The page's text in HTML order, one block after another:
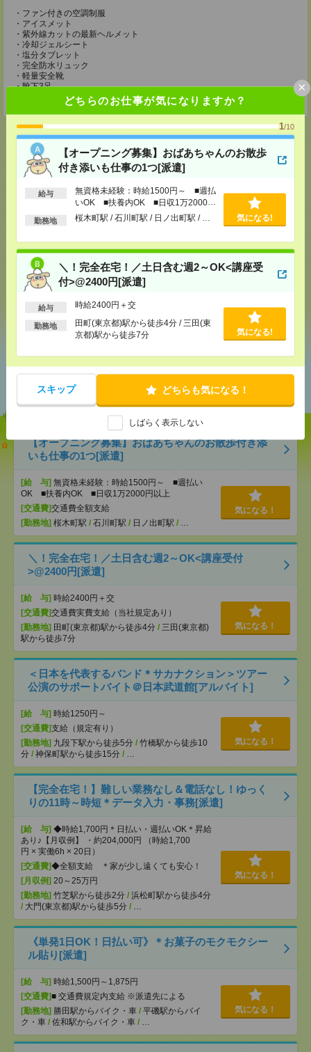
どちらのお仕事が気になりますか？
1/10
【オープニング募集】おばあちゃんのお散歩
付き添いも仕事の1つ[派遣]
給与
無資格未経験：時給1500円～ ■週払
いOK ■扶養内OK ■日収1万2000円
以上
勤務地 桜木町駅 / 石川町駅 / 日ノ出町駅 / … 気になる!
＼！完全在宅！／土日含む週2～OK<講座受
付>@2400円[派遣]
給与 時給2400円＋交
勤務地
田町(東京都)駅から徒歩4分 / 三田(東
京都)駅から徒歩7分
気になる!
スキップ どちらも気になる！
しばらく表示しない
×
・ファン付きの空調制服
・アイスメット
・紫外線カットの最新ヘルメット
・冷却ジェルシート
・塩分タブレット
・完全防水リュック
・軽量安全靴
・靴下3足
・ドリンク手当（200円/1勤務につき）
応募ページへ
気になる！
メールで送る LINEで送る
ブックマーク
あなたの閲覧履歴からの
【オープニング募集】おばあちゃんのお散歩付き添
いも仕事の1つ[派遣]
[給 与] 無資格未経験：時給1500円～ ■週払い
OK ■扶養内OK ■日収1万2000円以上
[交通費]交通費全額支給
[勤務地] 桜木町駅 / 石川町駅 / 日ノ出町駅 / …
気になる！
＼！完全在宅！／土日含む週2～OK<講座受付
>@2400円[派遣]
[給 与] 時給2400円＋交
[交通費]交通費実費支給（当社規定あり）
[勤務地] 田町(東京都)駅から徒歩4分 / 三田(東京都)
駅から徒歩7分
気になる！
＜日本を代表するバンド＊サカナクション＞ツアー
公演のサポートバイト＠日本武道館[アルバイト]
[給 与] 時給1250円～
[交通費]支給（規定有り）
[勤務地] 九段下駅から徒歩5分 / 竹橋駅から徒歩10
分 / 神保町駅から徒歩15分 / …
気になる！
【完全在宅！】難しい業務なし＆電話なし！ゆっく
りの11時～時短＊データ入力・事務[派遣]
[給 与] ◆時給1,700円＊日払い・週払いOK＊昇給
あり♪【月収例】 ・約204,000円 （時給1,700
円 × 実働6h × 20日）
[交通費]◆全額支給 ＊家が少し遠くても安心！
[月収例] 20～25万円
[勤務地] 竹芝駅から徒歩2分 / 浜松町駅から徒歩4分
/ 大門(東京都)駅から徒歩5分 / …
気になる！
《単発1日OK！日払い可》＊お菓子のモクモクシー
ル貼り[派遣]
[給 与] 時給1,500円～1,875円
[交通費]■ 交通費規定内支給 ※派遣先による
[勤務地] 勝田駅からバイク・車 / 平磯駅からバイ
ク・車 / 佐和駅からバイク・車 / …
気になる！